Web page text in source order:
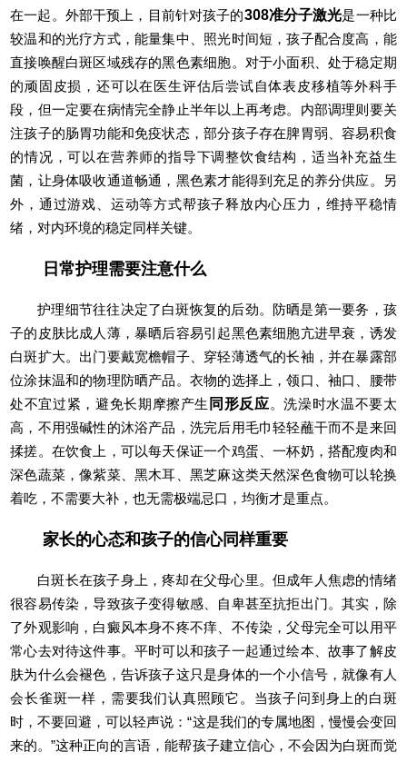
在一起。外部干预上，目前针对孩子的308准分子激光是一种比
较温和的光疗方式，能量集中、照光时间短，孩子配合度高，能
直接唤醒白斑区域残存的黑色素细胞。对于小面积、处于稳定期
的顽固皮损，还可以在医生评估后尝试自体表皮移植等外科手
段，但一定要在病情完全静止半年以上再考虑。内部调理则要关
注孩子的肠胃功能和免疫状态，部分孩子存在脾胃弱、容易积食
的情况，可以在营养师的指导下调整饮食结构，适当补充益生
菌，让身体吸收通道畅通，黑色素才能得到充足的养分供应。另
外，通过游戏、运动等方式帮孩子释放内心压力，维持平稳情
绪，对内环境的稳定同样关键。
日常护理需要注意什么
护理细节往往决定了白斑恢复的后劲。防晒是第一要务，孩
子的皮肤比成人薄，暴晒后容易引起黑色素细胞亢进早衰，诱发
白斑扩大。出门要戴宽檐帽子、穿轻薄透气的长袖，并在暴露部
位涂抹温和的物理防晒产品。衣物的选择上，领口、袖口、腰带
处不宜过紧，避免长期摩擦产生 同形反应。洗澡时水温不要太
高，不用强碱性的沐浴产品，洗完后用毛巾轻轻蘸干而不是来回
揉搓。在饮食上，可以每天保证一个鸡蛋、一杯奶，搭配瘦肉和
深色蔬菜，像紫菜、黑木耳、黑芝麻这类天然深色食物可以轮换
着吃，不需要大补，也无需极端忌口，均衡才是重点。
家长的心态和孩子的信心同样重要
白斑长在孩子身上，疼却在父母心里。但成年人焦虑的情绪
很容易传染，导致孩子变得敏感、自卑甚至抗拒出门。其实，除
了外观影响，白癜风本身不疼不痒、不传染，父母完全可以用平
常心去对待这件事。平时可以和孩子一起通过绘本、故事了解皮
肤为什么会褪色，告诉孩子这只是身体的一个小信号，就像有人
会长雀斑一样，需要我们认真照顾它。当孩子问到身上的白斑
时，不要回避，可以轻声说：“这是我们的专属地图，慢慢会变回
来的。”这种正向的言语，能帮孩子建立信心，不会因为白斑而觉